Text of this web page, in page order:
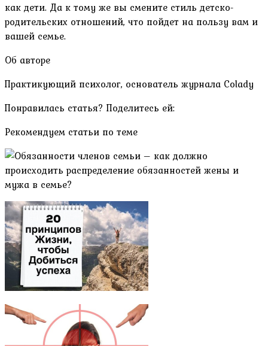
как дети. Да к тому же вы смените стиль детско-
родительских отношений, что пойдет на пользу вам и
вашей семье.
Об авторе
Практикующий психолог, основатель журнала Colady
Понравилась статья? Поделитесь ей:
Рекомендуем статьи по теме